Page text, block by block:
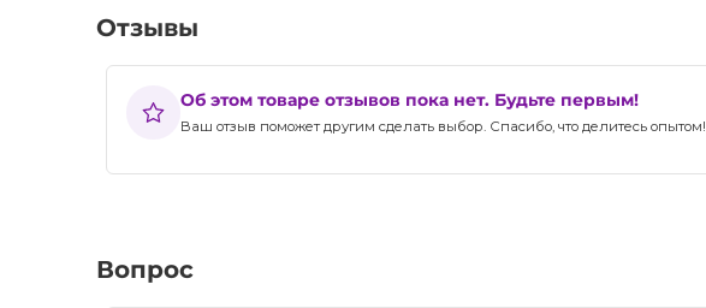
Отзывы
Об этом товаре отзывов пока нет. Будьте первым!
Ваш отзыв поможет другим сделать выбор. Спасибо, что делитесь опытом!
Вопрос